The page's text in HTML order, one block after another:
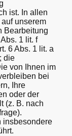
ist. In allen
unserem
Bearbeitung
1 lit. f
6 Abs. 1 lit. a
die
von Ihnen im
bei
Ihre
oder der
(z. B. nach
insbesondere